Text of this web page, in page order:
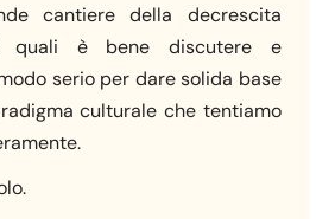
cantiere della decrescita
quali è bene discutere e
serio per dare solida base
culturale che tentiamo